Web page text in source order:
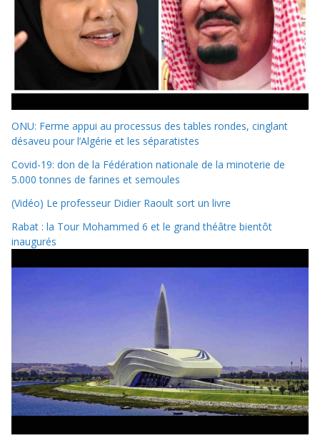
ONU: Ferme appui au processus des tables rondes, cinglant
désaveu pour l’Algérie et les séparatistes
Covid-19: don de la Fédération nationale de la minoterie de
5.000 tonnes de farines et semoules
(Vidéo) Le professeur Didier Raoult sort un livre
Rabat : la Tour Mohammed 6 et le grand théâtre bientôt
inaugurés